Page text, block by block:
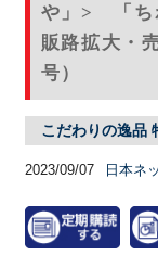
や」> 「ち
販路拡大・
号）
こだわりの逸品
2023/09/07 日本ネ